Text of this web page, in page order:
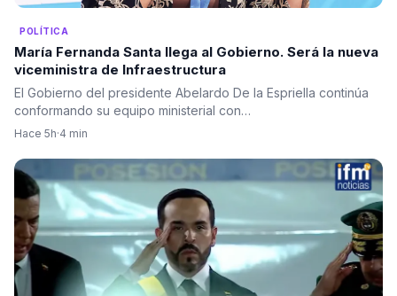
POLÍTICA
María Fernanda Santa llega al Gobierno. Será la nueva
viceministra de Infraestructura
El Gobierno del presidente Abelardo De la Espriella continúa
conformando su equipo ministerial con…
Hace 5h·4 min